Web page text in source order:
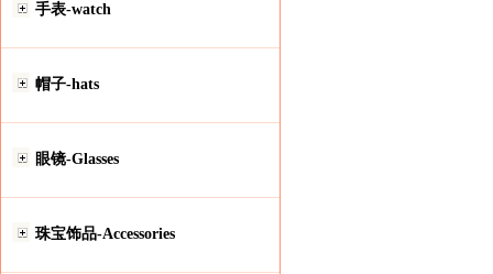
手表-watch
帽子-hats
眼镜-Glasses
珠宝饰品-Accessories